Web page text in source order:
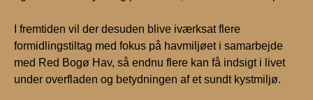
I fremtiden vil der desuden blive iværksat flere
formidlingstiltag med fokus på havmiljøet i samarbejde
med Red Bogø Hav, så endnu flere kan få indsigt i livet
under overfladen og betydningen af et sundt kystmiljø.